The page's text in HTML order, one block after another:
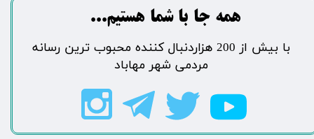
​​​همه جا با شما هستیم...​​​​​​​​​​​​​​
​با بیش از 200 هزاردنبال کننده محبوب ترین رسانه
مردمی شهر مهاباد​​​​​​​​​​​​​​